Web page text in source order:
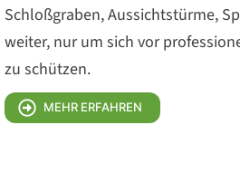
Schloßgraben, Aussichtstürme,
weiter, nur um sich vor
zu schützen.
MEHR ERFAHREN